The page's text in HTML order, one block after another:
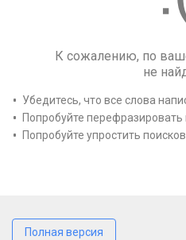
К сожалению, по
не
Убедитесь, что все слова
Попробуйте перефразировать
Попробуйте упростить
Полная версия